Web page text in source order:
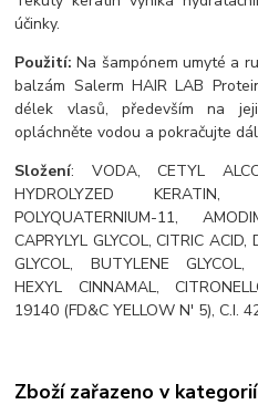
účinky.
Použití: Na šampónem umyté a
balzám Salerm HAIR LAB
délek vlasů, především na
opláchněte vodou a pokračujte
Složení: VODA, CETYL
HYDROLYZED KERATIN,
POLYQUATERNIUM-11,
CAPRYLYL GLYCOL, CITRIC
GLYCOL, BUTYLENE
HEXYL CINNAMAL,
19140 (FD&C YELLOW N' 5), C.I.
Zboží zařazeno v